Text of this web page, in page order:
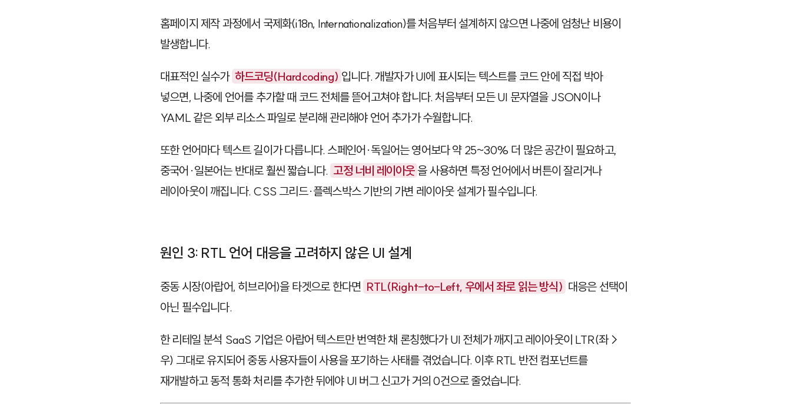
홈페이지 제작 과정에서 국제화(i18n, Internationalization)를 처음부터 설계하지 않으면 나중에 엄청난 비용이
발생합니다.
대표적인 실수가 하드코딩(Hardcoding) 입니다. 개발자가 UI에 표시되는 텍스트를 코드 안에 직접 박아
넣으면, 나중에 언어를 추가할 때 코드 전체를 뜯어고쳐야 합니다. 처음부터 모든 UI 문자열을 JSON이나
YAML같은 외부 리소스 파일로 분리해 관리해야 언어 추가가 수월합니다.
또한 언어마다 텍스트 길이가 다릅니다. 스페인어·독일어는 영어보다 약 25~30% 더 많은 공간이 필요하고,
중국어·일본어는 반대로 훨씬 짧습니다. 고정 너비 레이아웃 을 사용하면 특정 언어에서 버튼이 잘리거나
레이아웃이 깨집니다. CSS 그리드·플렉스박스 기반의 가변 레이아웃 설계가 필수입니다.
원인 3: RTL 언어 대응을 고려하지 않은 UI 설계
중동 시장(아랍어, 히브리어)을 타겟으로 한다면 RTL(Right-to-Left, 우에서 좌로 읽는 방식) 대응은 선택이
아닌 필수입니다.
한 리테일 분석 SaaS 기업은 아랍어 텍스트만 번역한 채 론칭했다가 UI 전체가 깨지고 레이아웃이 LTR(좌→
우) 그대로 유지되어 중동 사용자들이 사용을 포기하는 사태를 겪었습니다. 이후 RTL 반전 컴포넌트를
재개발하고 동적 통화 처리를 추가한 뒤에야 UI 버그 신고가 거의 0건으로 줄었습니다.